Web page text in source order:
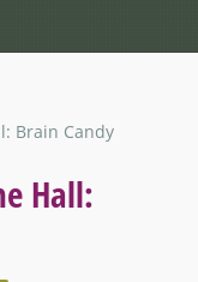
Brain Candy
Hall: